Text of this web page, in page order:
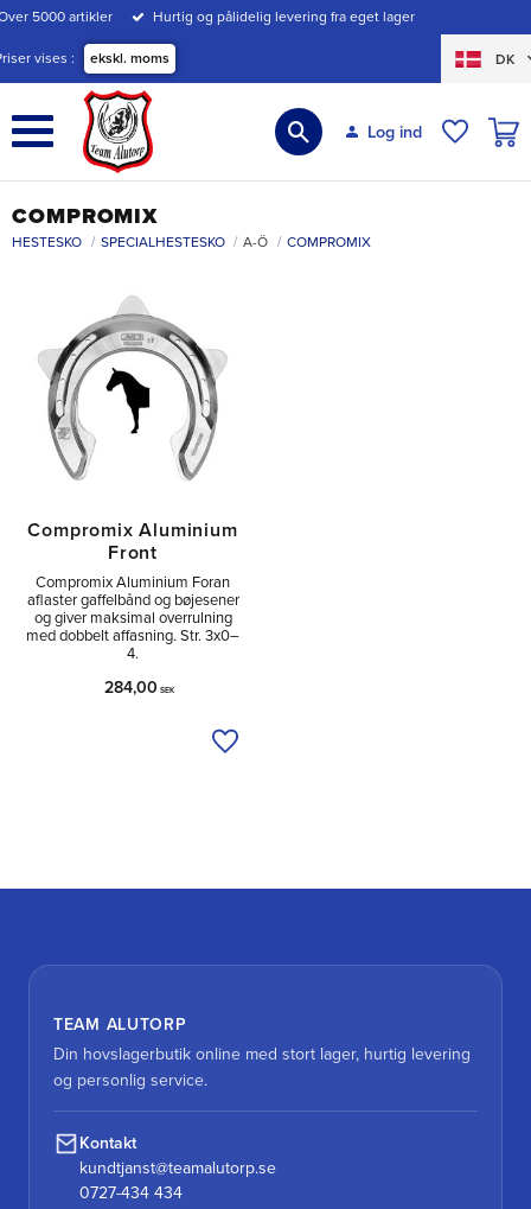
Menu
5000 artikler Hurtig og pålidelig levering fra eget lager
vises ekskl. moms DK
Log ind
COMPROMIX
HESTESKO SPECIALHESTESKO A-Ö COMPROMIX
Compromix Aluminium
Front
Compromix Aluminium Foran
aflaster gaffelbånd og bøjesener
og giver maksimal overrulning
med dobbelt affasning. Str. 3x0–
4.
284,00 SEK
Tilføj til ønskeliste
TEAM ALUTORP
Din hovslagerbutik online med stort lager, hurtig levering
og personlig service.
Kontakt
kundtjanst@teamalutorp.se
0727-434 434